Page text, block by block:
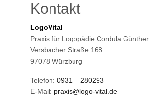
Kontakt
LogoVital
Praxis für Logopädie Cordula Günther
Versbacher Straße 168
97078 Würzburg
Telefon: 0931 – 280293
E-Mail: praxis@logo-vital.de